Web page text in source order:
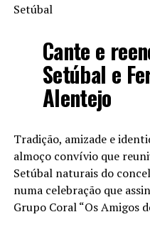
Setúbal
Cante e
Setúbal e
Alentejo
Tradição, amizade e
almoço convívio que
Setúbal naturais do
numa celebração que
Grupo Coral “Os Amigos